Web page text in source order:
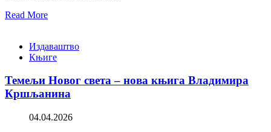
Read More
Издаваштво
Књиге
Темељи Новог света – нова књига Владимира
Кршљанина
04.04.2026